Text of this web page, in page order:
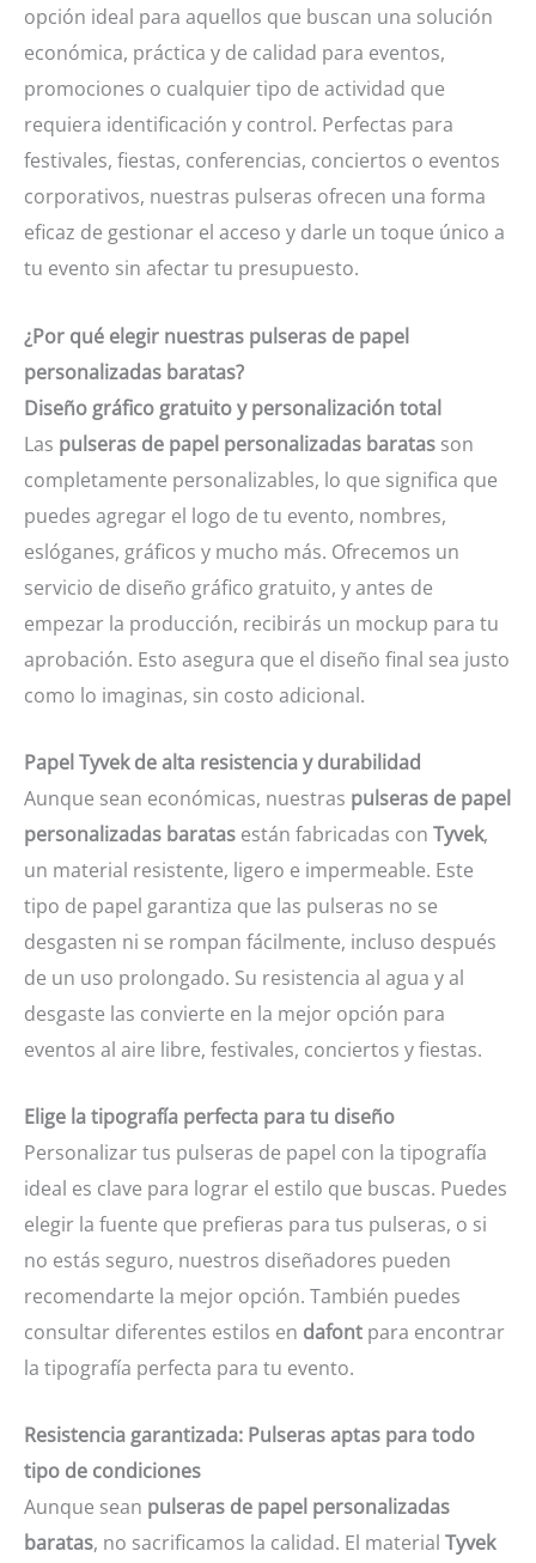
opción ideal para aquellos que buscan una solución
económica, práctica y de calidad para eventos,
promociones o cualquier tipo de actividad que
requiera identificación y control. Perfectas para
festivales, fiestas, conferencias, conciertos o eventos
corporativos, nuestras pulseras ofrecen una forma
eficaz de gestionar el acceso y darle un toque único a
tu evento sin afectar tu presupuesto.
¿Por qué elegir nuestras pulseras de papel
personalizadas baratas?
Diseño gráfico gratuito y personalización total
Las pulseras de papel personalizadas baratas son
completamente personalizables, lo que significa que
puedes agregar el logo de tu evento, nombres,
eslóganes, gráficos y mucho más. Ofrecemos un
servicio de diseño gráfico gratuito, y antes de
empezar la producción, recibirás un mockup para tu
aprobación. Esto asegura que el diseño final sea justo
como lo imaginas, sin costo adicional.
Papel Tyvek de alta resistencia y durabilidad
Aunque sean económicas, nuestras pulseras de papel
personalizadas baratas están fabricadas con Tyvek,
un material resistente, ligero e impermeable. Este
tipo de papel garantiza que las pulseras no se
desgasten ni se rompan fácilmente, incluso después
de un uso prolongado. Su resistencia al agua y al
desgaste las convierte en la mejor opción para
eventos al aire libre, festivales, conciertos y fiestas.
Elige la tipografía perfecta para tu diseño
Personalizar tus pulseras de papel con la tipografía
ideal es clave para lograr el estilo que buscas. Puedes
elegir la fuente que prefieras para tus pulseras, o si
no estás seguro, nuestros diseñadores pueden
recomendarte la mejor opción. También puedes
consultar diferentes estilos en dafont para encontrar
la tipografía perfecta para tu evento.
Resistencia garantizada: Pulseras aptas para todo
tipo de condiciones
Aunque sean pulseras de papel personalizadas
baratas, no sacrificamos la calidad. El material Tyvek